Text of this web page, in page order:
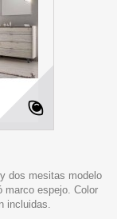
dos mesitas modelo
marco espejo. Color
incluidas.